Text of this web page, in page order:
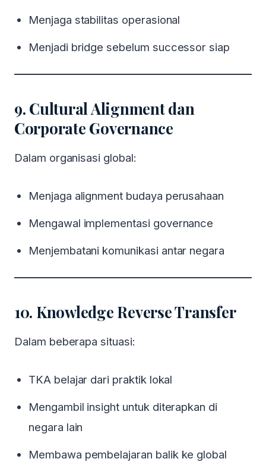
Menjaga stabilitas operasional
Menjadi bridge sebelum successor siap
9. Cultural Alignment dan
Corporate Governance
Dalam organisasi global:
Menjaga alignment budaya perusahaan
Mengawal implementasi governance
Menjembatani komunikasi antar negara
10. Knowledge Reverse Transfer
Dalam beberapa situasi:
TKA belajar dari praktik lokal
Mengambil insight untuk diterapkan di
negara lain
Membawa pembelajaran balik ke global